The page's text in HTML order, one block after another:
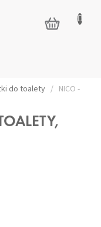
KOSZYK
do toalety / NICO -